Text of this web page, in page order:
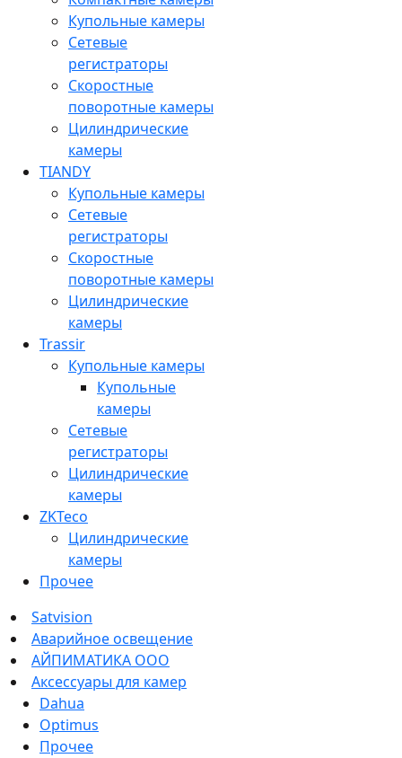
Купольные камеры
Сетевые
регистраторы
Скоростные
поворотные камеры
Цилиндрические
камеры
TIANDY
Купольные камеры
Сетевые
регистраторы
Скоростные
поворотные камеры
Цилиндрические
камеры
Trassir
Купольные камеры
Купольные
камеры
Сетевые
регистраторы
Цилиндрические
камеры
ZKTeco
Цилиндрические
камеры
Прочее
Satvision
Аварийное освещение
АЙПИМАТИКА ООО
Аксессуары для камер
Dahua
Optimus
Прочее